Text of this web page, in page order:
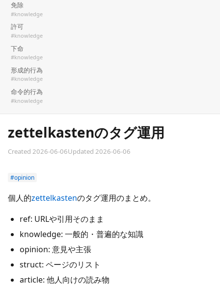
免除
#knowledge
許可
#knowledge
下命
#knowledge
形成的行為
#knowledge
命令的行為
#knowledge
zettelkastenのタグ運用
Created 2026-06-06Updated 2026-06-06
#opinion
個人的zettelkastenのタグ運用のまとめ。
ref: URLや引用そのまま
knowledge: 一般的・普遍的な知識
opinion: 意見や主張
struct: ページのリスト
article: 他人向けの読み物